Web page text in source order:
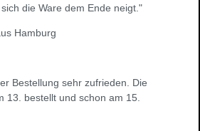
die Ware dem Ende neigt."
Hamburg
Bestellung sehr zufrieden. Die
13. bestellt und schon am 15.